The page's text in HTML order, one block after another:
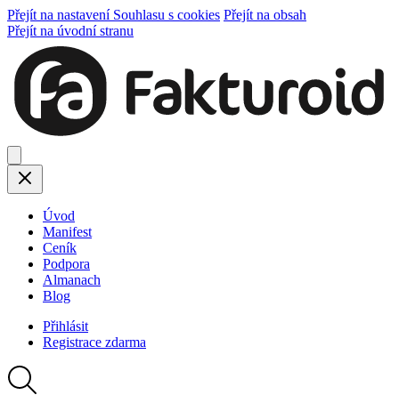
Přejít na nastavení Souhlasu s cookies Přejít na obsah
Přejít na úvodní stranu
Úvod
Manifest
Ceník
Podpora
Almanach
Blog
Přihlásit
Registrace zdarma